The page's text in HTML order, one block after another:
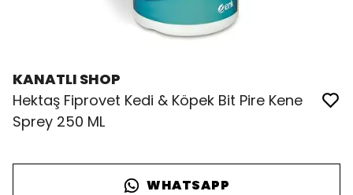
KANATLI SHOP
Hektaş Fiprovet Kedi & Köpek Bit Pire Kene
Sprey 250 ML
WHATSAPP